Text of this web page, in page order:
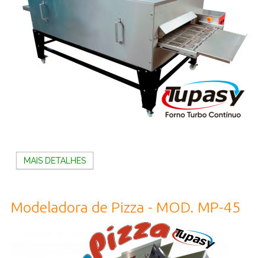
MAIS DETALHES
Modeladora de Pizza - MOD. MP-45